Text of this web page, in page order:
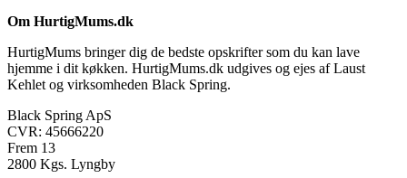
Om HurtigMums.dk
HurtigMums bringer dig de bedste opskrifter som du kan lave
hjemme i dit køkken. HurtigMums.dk udgives og ejes af Laust
Kehlet og virksomheden Black Spring.
Black Spring ApS
CVR: 45666220
Frem 13
2800 Kgs. Lyngby